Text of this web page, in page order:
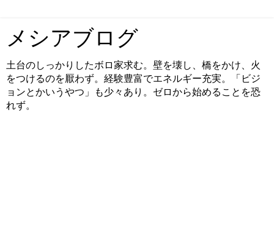
メシアブログ
土台のしっかりしたボロ家求む。壁を壊し、橋をかけ、火
をつけるのを厭わず。経験豊富でエネルギー充実。「ビジ
ョンとかいうやつ」も少々あり。ゼロから始めることを恐
れず。